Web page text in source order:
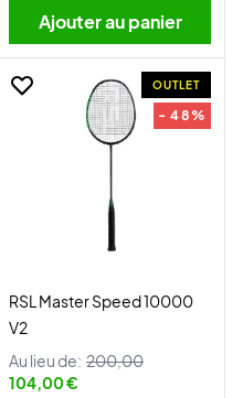
Ajouter au panier
OUTLET
- 48%
RSL Master Speed 10000
V2
Au lieu de: 200,00
104,00 €